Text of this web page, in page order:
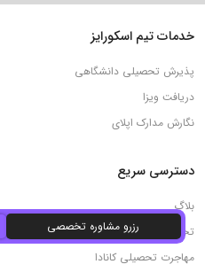
رزرو مشاوره تخصصی
خدمات تیم اسکورایز
پذیرش تحصیلی دانشگاهی
دریافت ویزا
نگارش مدارک اپلای
دسترسی سریع
بلاگ
تحصیل در مدارس کانادا
مهاجرت تحصیلی کانادا